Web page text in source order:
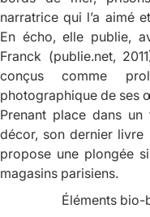
narratrice qui l’a aimé
En écho, elle publie,
Franck (publie.net,
conçus comme
photographique de ses
Prenant place dans
décor, son dernier livre
propose une plongée
magasins parisiens.
Éléments